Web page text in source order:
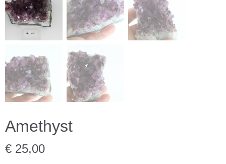
Amethyst
€ 25,00